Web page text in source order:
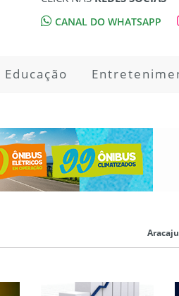
CANAL DO WHATSAPP
Educação